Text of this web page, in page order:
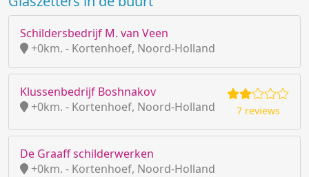
Schildersbedrijf M. van Veen
+0km. - Kortenhoef, Noord-Holland
Klussenbedrijf Boshnakov
+0km. - Kortenhoef, Noord-Holland
7 reviews
De Graaff schilderwerken
+0km. - Kortenhoef, Noord-Holland